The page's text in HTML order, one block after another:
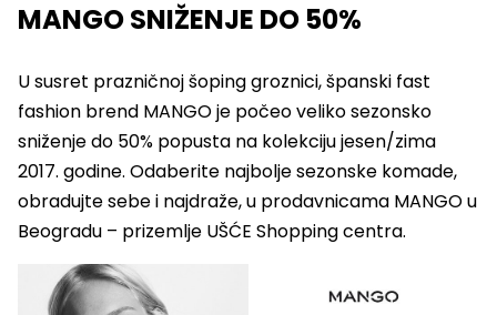
MANGO SNIŽENJE DO 50%
U susret prazničnoj šoping groznici, španski fast
fashion brend MANGO je počeo veliko sezonsko
sniženje do 50% popusta na kolekciju jesen/zima
2017. godine. Odaberite najbolje sezonske komade,
obradujte sebe i najdraže, u prodavnicama MANGO u
Beogradu – prizemlje UŠĆE Shopping centra.